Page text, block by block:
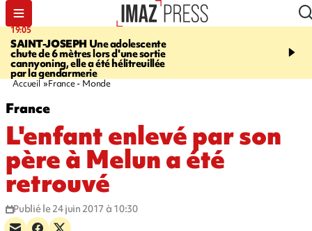
19:05
SAINT-JOSEPH Une adolescente
chute de 6 mètres lors d'une sortie
cannyoning, elle a été hélitreuillée
par la gendarmerie
20:44
rouée de coups,
Accueil France - Monde
France
L'enfant enlevé par son
père à Melun a été
retrouvé
Publié le 24 juin 2017 à 10:30